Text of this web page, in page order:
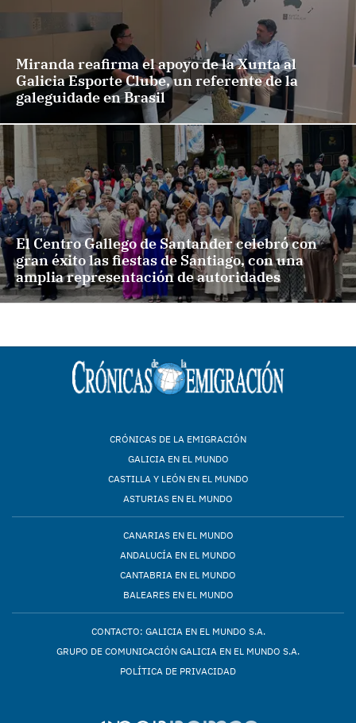
Miranda reafirma el apoyo de la Xunta al
Galicia Esporte Clube, un referente de la
galeguidade en Brasil
El Centro Gallego de Santander celebró con
gran éxito las fiestas de Santiago, con una
amplia representación de autoridades
CRÓNICAS DE LA EMIGRACIÓN
GALICIA EN EL MUNDO
CASTILLA Y LEÓN EN EL MUNDO
ASTURIAS EN EL MUNDO
CANARIAS EN EL MUNDO
ANDALUCÍA EN EL MUNDO
CANTABRIA EN EL MUNDO
BALEARES EN EL MUNDO
CONTACTO: GALICIA EN EL MUNDO S.A.
GRUPO DE COMUNICACIÓN GALICIA EN EL MUNDO S.A.
POLÍTICA DE PRIVACIDAD